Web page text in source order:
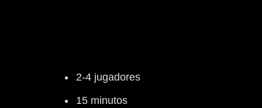
2-4 jugadores
15 minutos